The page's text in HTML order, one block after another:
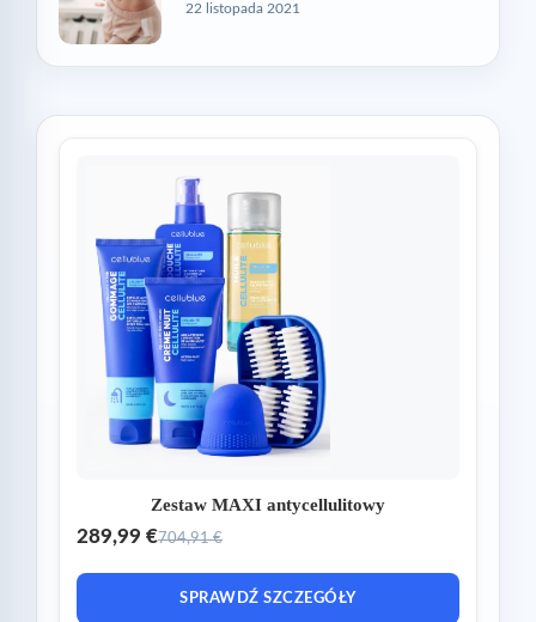
22 listopada 2021
Zestaw MAXI antycellulitowy
289,99 €704,91 €
SPRAWDŹ SZCZEGÓŁY